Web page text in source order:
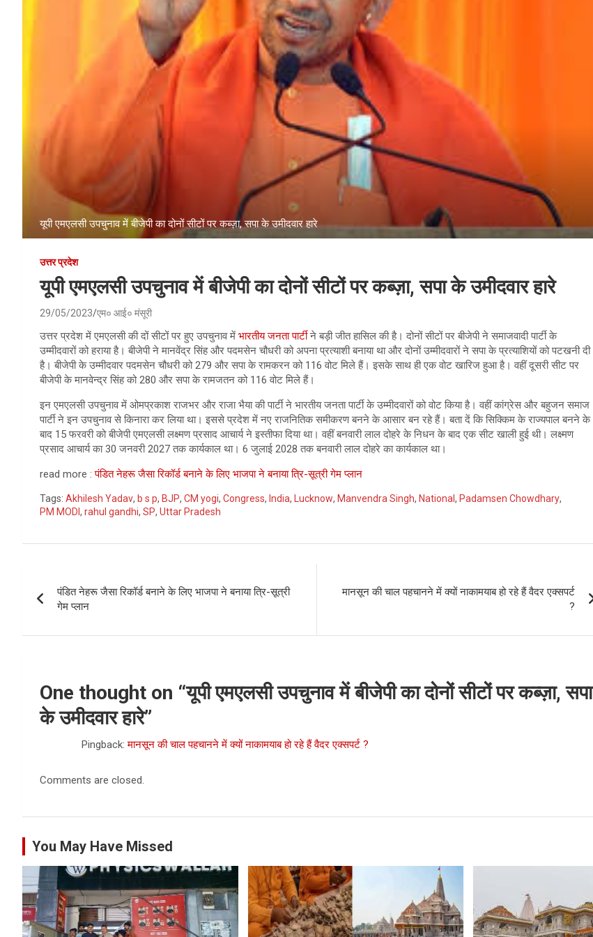
यूपी एमएलसी उपचुनाव में बीजेपी का दोनों सीटों पर कब्ज़ा, सपा के उमीदवार हारे
उत्तर प्रदेश
यूपी एमएलसी उपचुनाव में बीजेपी का दोनों सीटों पर कब्ज़ा, सपा के उमीदवार हारे
29/05/2023 एम० आई० मंसूरी
उत्तर प्रदेश में एमएलसी की दों सीटों पर हुए उपचुनाव में भारतीय जनता पार्टीने बड़ी जीत हासिल की है। दोनों सीटों पर बीजेपी ने समाजवादी पार्टी के
उम्मीदवारों को हराया है। बीजेपी ने मानवेंद्र सिंह और पदमसेन चौधरी को अपना प्रत्याशी बनाया था और दोनों उम्मीदवारों ने सपा के प्रत्याशियों को पटखनी दी
है। बीजेपी के उम्मीदवार पदमसेन चौधरी को 279 और सपा के रामकरन को 116 वोट मिले हैं। इसके साथ ही एक वोट खारिज हुआ है। वहीं दूसरी सीट पर
बीजेपी के मानवेन्द्र सिंह को 280 और सपा के रामजतन को 116 वोट मिले हैं।
इन एमएलसी उपचुनाव में ओमप्रकाश राजभर और राजा भैया की पार्टी ने भारतीय जनता पार्टी के उम्मीदवारों को वोट किया है। वहीं कांग्रेस और बहुजन समाज
पार्टी ने इन उपचुनाव से किनारा कर लिया था। इससे प्रदेश में नए राजनितिक समीकरण बनने के आसार बन रहे हैं। बता दें कि सिक्किम के राज्यपाल बनने के
बाद 15 फरवरी को बीजेपी एमएलसी लक्ष्मण प्रसाद आचार्य ने इस्तीफा दिया था। वहीं बनवारी लाल दोहरे के निधन के बाद एक सीट खाली हुई थी। लक्ष्मण
प्रसाद आचार्य का 30 जनवरी 2027 तक कार्यकाल था। 6 जुलाई 2028 तक बनवारी लाल दोहरे का कार्यकाल था।
read more :पंडित नेहरू जैसा रिकॉर्ड बनाने के लिए भाजपा ने बनाया त्रि-सूत्री गेम प्लान
Tags: Akhilesh Yadav, b s p, BJP, CM yogi, Congress, India, Lucknow, Manvendra Singh, National , Padamsen Chowdhary,
PM MODI , rahul gandhi, SP, Uttar Pradesh
navigation
पंडित नेहरू जैसा रिकॉर्ड बनाने के लिए भाजपा ने बनाया त्रि-सूत्री
गेम प्लान
मानसून की चाल पहचानने में क्यों नाकामयाब हो रहे हैं वैदर एक्सपर्ट
?
One thought on “यूपी एमएलसी उपचुनाव में बीजेपी का दोनों सीटों पर कब्ज़ा, सपा
के उमीदवार हारे”
Pingback:मानसून की चाल पहचानने में क्यों नाकामयाब हो रहे हैं वैदर एक्सपर्ट ?
Comments are closed.
You May Have Missed